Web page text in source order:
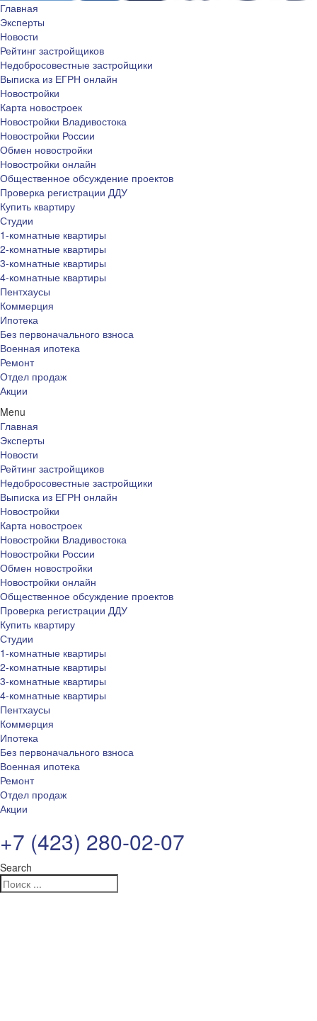
Главная
Эксперты
Новости
Рейтинг застройщиков
Недобросовестные застройщики
Выписка из ЕГРН онлайн
Новостройки
Карта новостроек
Новостройки Владивостока
Новостройки России
Обмен новостройки
Новостройки онлайн
Общественное обсуждение проектов
Проверка регистрации ДДУ
Купить квартиру
Студии
1-комнатные квартиры
2-комнатные квартиры
3-комнатные квартиры
4-комнатные квартиры
Пентхаусы
Коммерция
Ипотека
Без первоначального взноса
Военная ипотека
Ремонт
Отдел продаж
Акции
Menu
Главная
Эксперты
Новости
Рейтинг застройщиков
Недобросовестные застройщики
Выписка из ЕГРН онлайн
Новостройки
Карта новостроек
Новостройки Владивостока
Новостройки России
Обмен новостройки
Новостройки онлайн
Общественное обсуждение проектов
Проверка регистрации ДДУ
Купить квартиру
Студии
1-комнатные квартиры
2-комнатные квартиры
3-комнатные квартиры
4-комнатные квартиры
Пентхаусы
Коммерция
Ипотека
Без первоначального взноса
Военная ипотека
Ремонт
Отдел продаж
Акции
+7 (423) 280-02-07
Search